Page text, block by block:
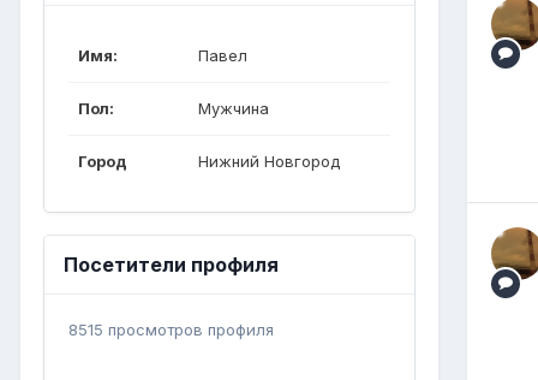
Имя: Павел
Пол: Мужчина
Город Нижний Новгород
Посетители профиля
8515 просмотров профиля